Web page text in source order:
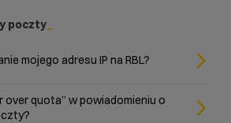
poczty
mojego adresu IP na RBL?
over quota” w powiadomieniu o